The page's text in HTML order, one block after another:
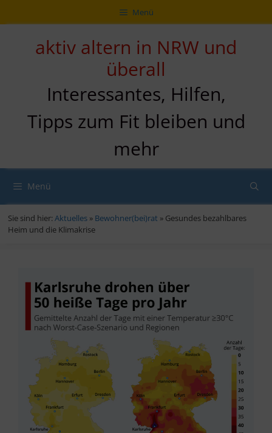
Inhalt
zur
Navigation
Inhalt
Menü
aktiv altern in NRW und
überall
Interessantes, Hilfen,
Tipps zum Fit bleiben und
mehr
Menü
Sie sind hier: Aktuelles » Bewohner(bei)rat » Gesundes bezahlbares
Heim und die Klimakrise